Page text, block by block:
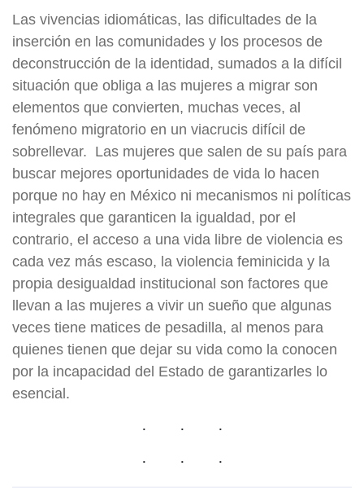
Las vivencias idiomáticas, las dificultades de la
inserción en las comunidades y los procesos de
deconstrucción de la identidad, sumados a la difícil
situación que obliga a las mujeres a migrar son
elementos que convierten, muchas veces, al
fenómeno migratorio en un viacrucis difícil de
sobrellevar. Las mujeres que salen de su país para
buscar mejores oportunidades de vida lo hacen
porque no hay en México ni mecanismos ni políticas
integrales que garanticen la igualdad, por el
contrario, el acceso a una vida libre de violencia es
cada vez más escaso, la violencia feminicida y la
propia desigualdad institucional son factores que
llevan a las mujeres a vivir un sueño que algunas
veces tiene matices de pesadilla, al menos para
quienes tienen que dejar su vida como la conocen
por la incapacidad del Estado de garantizarles lo
esencial.